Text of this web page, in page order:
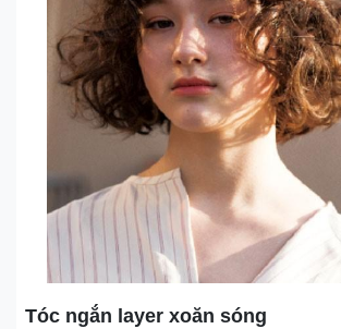
Tóc ngắn layer xoăn sóng